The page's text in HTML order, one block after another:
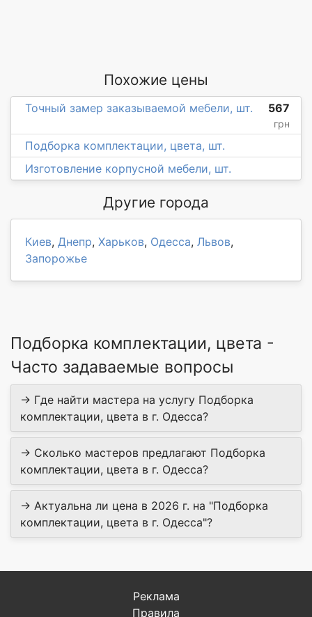
Похожие цены
Точный замер заказываемой мебели, шт. 567
грн
Подборка комплектации, цвета, шт.
Изготовление корпусной мебели, шт.
Другие города
Киев, Днепр, Харьков, Одесса, Львов,
Запорожье
Подборка комплектации, цвета -
Часто задаваемые вопросы
→ Где найти мастера на услугу Подборка
комплектации, цвета в г. Одесса?
→ Сколько мастеров предлагают Подборка
комплектации, цвета в г. Одесса?
→ Актуальна ли цена в 2026 г. на "Подборка
комплектации, цвета в г. Одесса"?
Реклама
Правила